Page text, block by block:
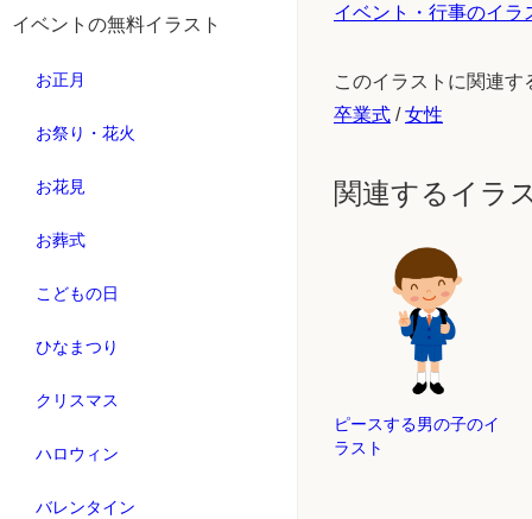
イベントの無料イラスト
お正月
お祭り・花火
お花見
お葬式
こどもの日
ひなまつり
クリスマス
ハロウィン
バレンタイン
イベント・行事のイラ
このイラストに関連す
卒業式 /女性
関連するイラ
ピースする男の子のイ
ラスト